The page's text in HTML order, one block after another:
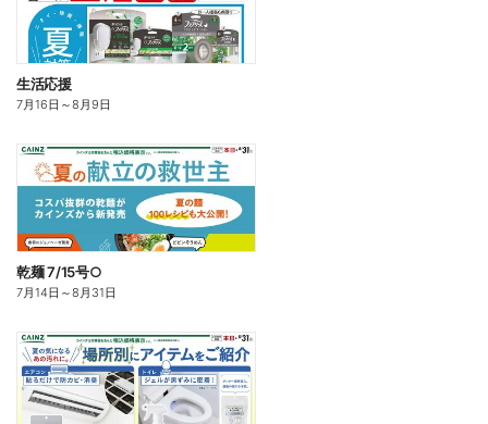
生活応援
7月16日 ～8月9日
乾麺 7/15号○
7月14日 ～8月31日